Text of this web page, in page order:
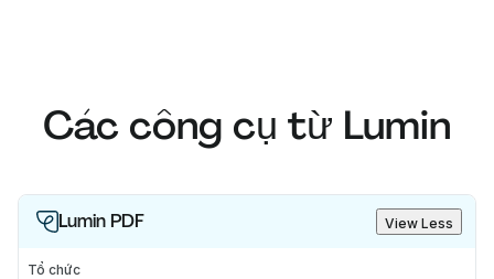
Các công cụ từ Lumin
Lumin PDF View Less
Tổ chức